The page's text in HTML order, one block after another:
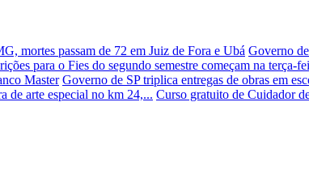
mortes passam de 72 em Juiz de Fora e Ubá Governo
para o Fies do segundo semestre começam na terça-
Master Governo de SP triplica entregas de obras em
de arte especial no km 24,... Curso gratuito de Cuidador